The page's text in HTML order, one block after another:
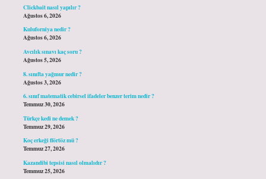
Clickbait nasıl yapılır ?
Ağustos 6, 2026
Kuluforniya nedir ?
Ağustos 6, 2026
Avcılık sınavı kaç soru ?
Ağustos 5, 2026
8. sınıfta yağmur nedir ?
Ağustos 3, 2026
6. sınıf matematik cebirsel ifadeler benzer terim nedir ?
Temmuz 30, 2026
Türkçe kedi ne demek ?
Temmuz 29, 2026
Koç erkeği flörtöz mü ?
Temmuz 27, 2026
Kazandibi tepsisi nasıl olmalıdır ?
Temmuz 25, 2026